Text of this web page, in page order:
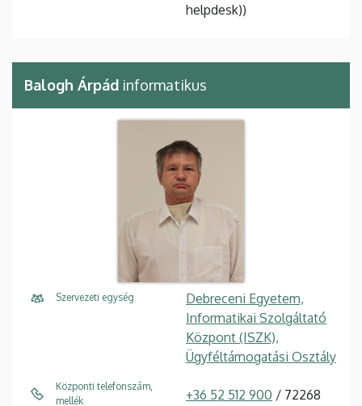
helpdesk))
Balogh Árpád informatikus
Szervezeti egység
Debreceni Egyetem,
Informatikai Szolgáltató
Központ (ISZK),
Ügyféltámogatási Osztály
Központi telefonszám,
mellék
+36 52 512 900 / 72268